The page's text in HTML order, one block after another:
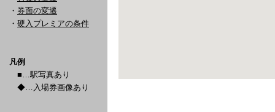
・ 券面の変遷
・ 硬入プレミアの条件
凡例
■…駅写真あり
◆…入場券画像あり